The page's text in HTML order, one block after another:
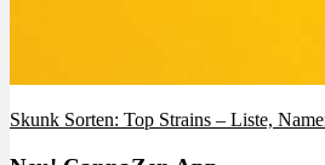
Skunk Sorten: Top Strains – Liste,